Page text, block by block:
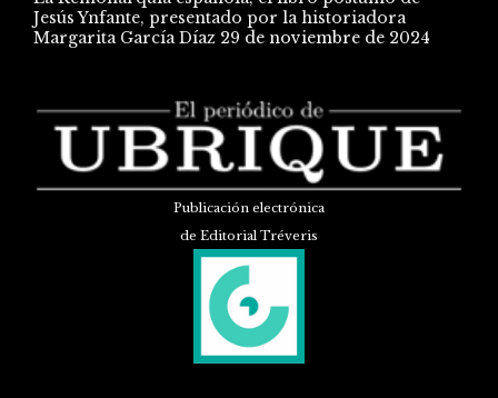
Jesús Ynfante, presentado por la historiadora
Margarita García Díaz 29 de noviembre de 2024
Publicación electrónica
de Editorial Tréveris